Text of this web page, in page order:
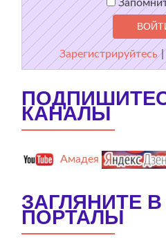
Зарегистрируйтесь |
КАНАЛЫ
Амадея
ЗАГЛЯНИТЕ
ПОРТАЛЫ